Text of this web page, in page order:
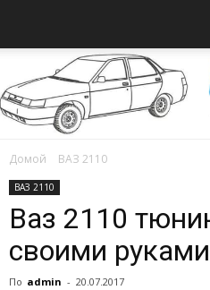
об
Домой ВАЗ 2110
ВАЗ 2110
Ваз 2110
своими руками
По admin - 20.07.2017